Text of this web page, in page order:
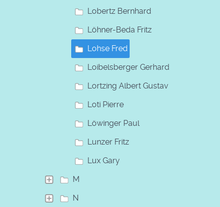
Lobertz Bernhard
Löhner-Beda Fritz
Lohse Fred
Loibelsberger Gerhard
Lortzing Albert Gustav
Loti Pierre
Löwinger Paul
Lunzer Fritz
Lux Gary
M
N